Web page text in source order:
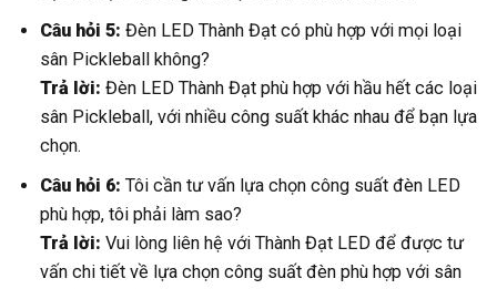
Câu hỏi 5: Đèn LED Thành Đạt có phù hợp với mọi loại
sân Pickleball không?
Trả lời: Đèn LED Thành Đạt phù hợp với hầu hết các loại
sân Pickleball, với nhiều công suất khác nhau để bạn lựa
chọn.
Câu hỏi 6: Tôi cần tư vấn lựa chọn công suất đèn LED
phù hợp, tôi phải làm sao?
Trả lời: Vui lòng liên hệ với Thành Đạt LED để được tư
vấn chi tiết về lựa chọn công suất đèn phù hợp với sân